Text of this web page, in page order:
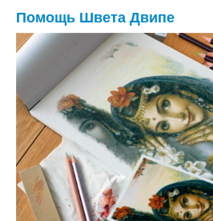
Помощь Швета Двипе